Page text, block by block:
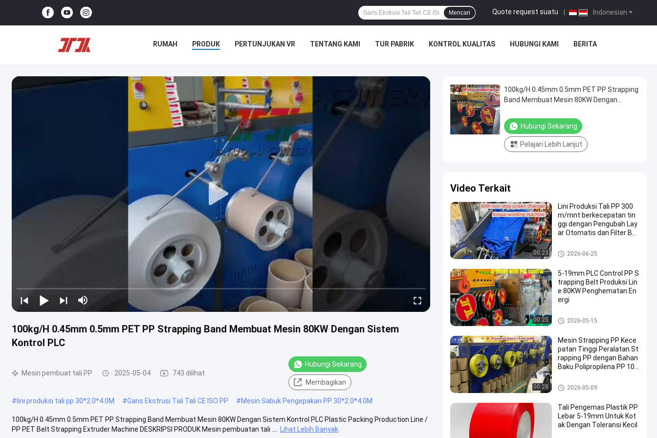
Indonesian
Quote request suatu
Mencari
RUMAH PRODUK PERTUNJUKAN VR TENTANG KAMI TUR PABRIK KONTROL KUALITAS HUBUNGI KAMI BERITA
100kg/H 0.45mm 0.5mm PET PP Strapping Band Membuat Mesin 80KW Dengan Sistem
Kontrol PLC
Mesin pembuat tali PP 2025-05-04 743 dilihat
Hubungi Sekarang
Membagikan
#lini produksi tali pp 30*2.0*4.0M #Garis Ekstrusi Tali Tali CE ISO PP #Mesin Sabuk Pengepakan PP 30*2.0*4.0M
100kg/H 0.45mm 0.5mm PET PP Strapping Band Membuat Mesin 80KW Dengan Sistem Kontrol PLC Plastic Packing Production Line /
PP PET Belt Strapping Extruder Machine DESKRIPSI PRODUK Mesin pembuatan tali ....
Lihat Lebih Banyak
100kg/H 0.45mm 0.5mm PET PP Strapping
Band Membuat Mesin 80KW Dengan
Hubungi Sekarang
Pelajari Lebih Lanjut
Video Terkait
00:23
Lini Produksi Tali PP 300
m/mnt berkecepatan tin
ggi dengan Pengubah Lay
ar Otomatis dan Filter Be
Mesin pembuat tali PP
2026-06-25
00:25
5-19mm PLC Control PP S
trapping Belt Produksi Lin
e 80KW Penghematan En
ergi
Mesin pembuat tali PP
2026-05-15
00:28
Mesin Strapping PP Kece
patan Tinggi Peralatan St
rapping PP dengan Bahan
Baku Polipropilena PP 10
Mesin pembuat tali PP
2026-05-09
Tali Pengemas Plastik PP
Lebar 5-19mm Untuk Kot
ak Dengan Toleransi Kecil